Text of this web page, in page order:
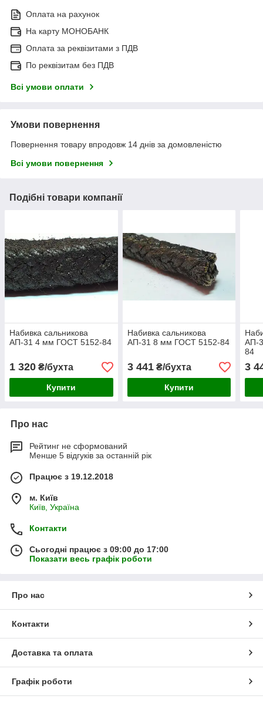
Оплата на рахунок
На карту МОНОБАНК
Оплата за реквізитами з ПДВ
По реквізитам без ПДВ
Всі умови оплати
Умови повернення
Повернення товару впродовж 14 днів за домовленістю
Всі умови повернення
Подібні товари компанії
Набивка сальникова
АП-31 4 мм ГОСТ 5152-84
1 320 ₴/бухта
Купити
Набивка сальникова
АП-31 8 мм ГОСТ 5152-84
3 441₴/бухта
Купити
АП-
84
3
Про нас
Рейтинг не сформований
Менше 5 відгуків за останній рік
Працює з 19.12.2018
м. Київ
Київ, Україна
Контакти
Сьогодні працює з 09:00 до 17:00
Показати весь графік роботи
Про нас
Контакти
Доставка та оплата
Графік роботи